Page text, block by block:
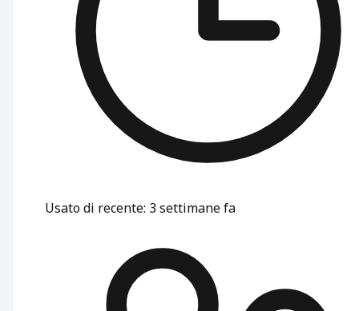
Usato di recente: 3 settimane fa